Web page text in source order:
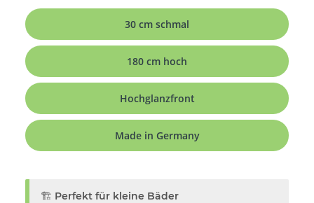
30 cm schmal
180 cm hoch
Hochglanzfront
Made in Germany
🏗️ Perfekt für kleine Bäder